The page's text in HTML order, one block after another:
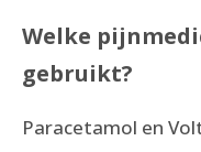
Welke
gebruikt?
Paracetamol en